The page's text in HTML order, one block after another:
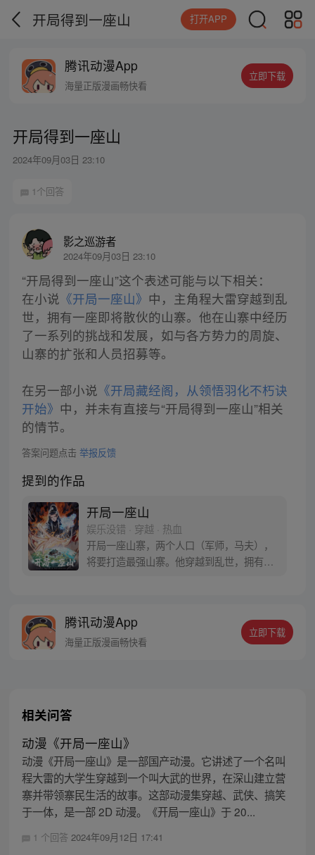
开局得到一座山 打开APP
腾讯动漫App
海量正版漫画畅快看
立即下载
开局得到一座山
2024年09月03日 23:10
1个回答
影之巡游者
2024年09月03日 23:10
“开局得到一座山”这个表述可能与以下相关：
在小说 《开局一座山》 中，主角程大雷穿越到乱
世，拥有一座即将散伙的山寨。他在山寨中经历
了一系列的挑战和发展，如与各方势力的周旋、
山寨的扩张和人员招募等。
在另一部小说 《开局藏经阁，从领悟羽化不朽诀
开始》 中，并未有直接与“开局得到一座山”相关
的情节。
答案问题点击 举报反馈
提到的作品
开局一座山
娱乐没错 · 穿越 · 热血
开局一座山寨，两个人口（军师，马夫），
将要打造最强山寨。他穿越到乱世，拥有一
名震古今，问一声：王侯将相，宁有种乎！
腾讯动漫App
海量正版漫画畅快看
立即下载
相关问答
动漫《开局一座山》
动漫《开局一座山》是一部国产动漫。它讲述了一个名叫
程大雷的大学生穿越到一个叫大武的世界，在深山建立营
寨并带领寨民生活的故事。这部动漫集穿越、武侠、搞笑
于一体，是一部 2D 动漫。《开局一座山》于 20...
1 个回答 2024年09月12日 17:41